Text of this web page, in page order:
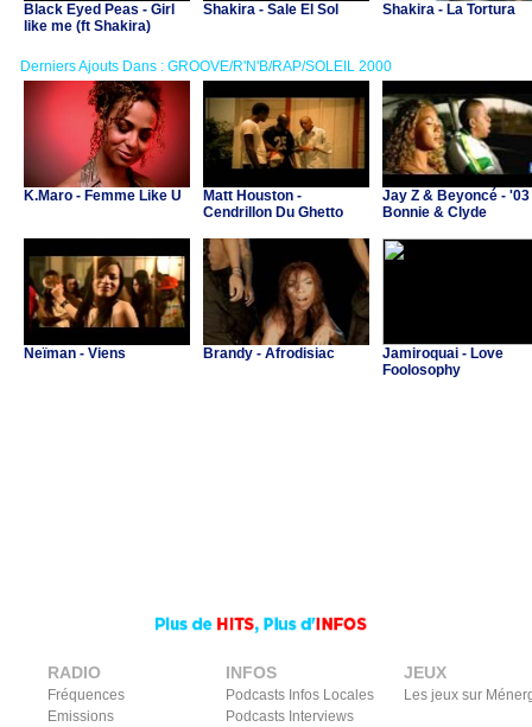
Black Eyed Peas - Girl
like me (ft Shakira)
Shakira - Sale El Sol Shakira - La Tortura
Derniers Ajouts Dans : GROOVE/R'N'B/RAP/SOLEIL 2000
K.Maro - Femme Like U
Matt Houston -
Cendrillon Du Ghetto
Jay Z & Beyoncé - '03
Bonnie & Clyde
Neïman - Viens Brandy - Afrodisiac
Jamiroquai - Love
Foolosophy
RADIO
Fréquences
Emissions
INFOS
Podcasts Infos Locales
Podcasts Interviews
JEUX
Les jeux sur